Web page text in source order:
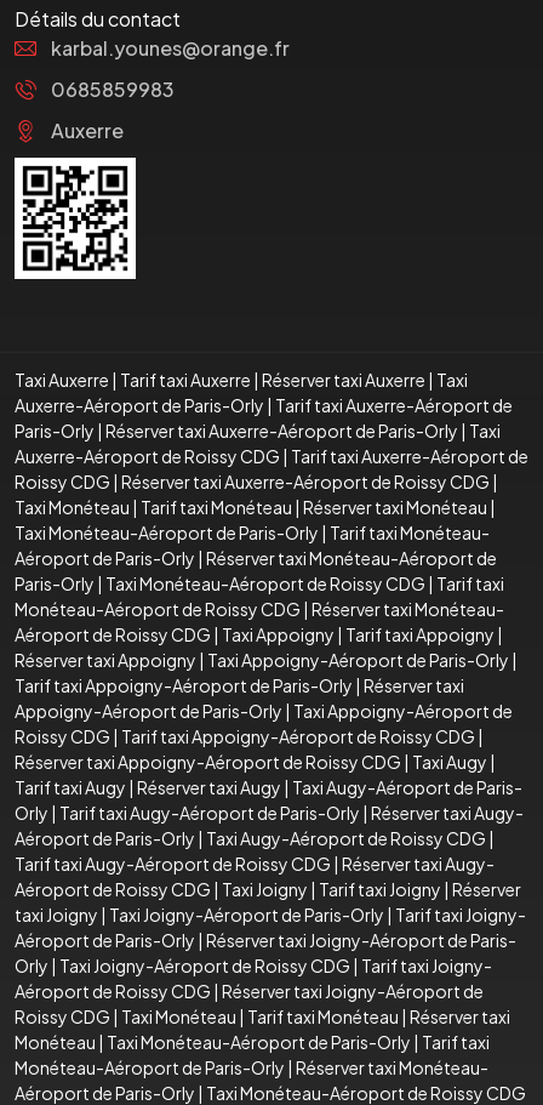
Détails du contact
karbal.younes@orange.fr
0685859983
Auxerre
Taxi Auxerre | Tarif taxi Auxerre | Réserver taxi Auxerre | Taxi
Auxerre-Aéroport de Paris-Orly | Tarif taxi Auxerre-Aéroport de
Paris-Orly | Réserver taxi Auxerre-Aéroport de Paris-Orly | Taxi
Auxerre-Aéroport de Roissy CDG | Tarif taxi Auxerre-Aéroport de
Roissy CDG | Réserver taxi Auxerre-Aéroport de Roissy CDG |
Taxi Monéteau | Tarif taxi Monéteau | Réserver taxi Monéteau |
Taxi Monéteau-Aéroport de Paris-Orly | Tarif taxi Monéteau-
Aéroport de Paris-Orly | Réserver taxi Monéteau-Aéroport de
Paris-Orly | Taxi Monéteau-Aéroport de Roissy CDG | Tarif taxi
Monéteau-Aéroport de Roissy CDG | Réserver taxi Monéteau-
Aéroport de Roissy CDG | Taxi Appoigny | Tarif taxi Appoigny |
Réserver taxi Appoigny | Taxi Appoigny-Aéroport de Paris-Orly |
Tarif taxi Appoigny-Aéroport de Paris-Orly | Réserver taxi
Appoigny-Aéroport de Paris-Orly | Taxi Appoigny-Aéroport de
Roissy CDG | Tarif taxi Appoigny-Aéroport de Roissy CDG |
Réserver taxi Appoigny-Aéroport de Roissy CDG | Taxi Augy |
Tarif taxi Augy | Réserver taxi Augy | Taxi Augy-Aéroport de Paris-
Orly | Tarif taxi Augy-Aéroport de Paris-Orly | Réserver taxi Augy-
Aéroport de Paris-Orly | Taxi Augy-Aéroport de Roissy CDG |
Tarif taxi Augy-Aéroport de Roissy CDG | Réserver taxi Augy-
Aéroport de Roissy CDG | Taxi Joigny | Tarif taxi Joigny | Réserver
taxi Joigny | Taxi Joigny-Aéroport de Paris-Orly | Tarif taxi Joigny-
Aéroport de Paris-Orly | Réserver taxi Joigny-Aéroport de Paris-
Orly | Taxi Joigny-Aéroport de Roissy CDG | Tarif taxi Joigny-
Aéroport de Roissy CDG | Réserver taxi Joigny-Aéroport de
Roissy CDG | Taxi Monéteau | Tarif taxi Monéteau | Réserver taxi
Monéteau | Taxi Monéteau-Aéroport de Paris-Orly | Tarif taxi
Monéteau-Aéroport de Paris-Orly | Réserver taxi Monéteau-
Aéroport de Paris-Orly | Taxi Monéteau-Aéroport de Roissy CDG